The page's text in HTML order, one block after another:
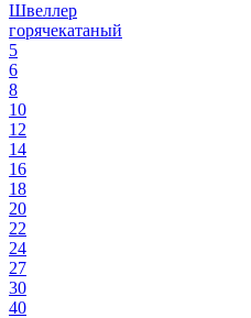
Швеллер
горячекатаный
5
6
8
10
12
14
16
18
20
22
24
27
30
40